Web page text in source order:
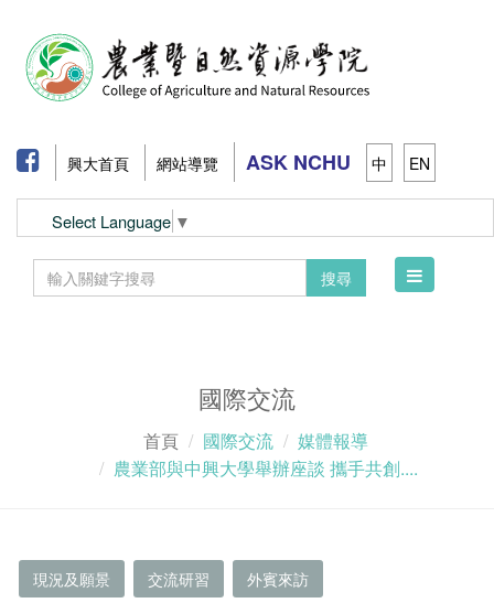
興大首頁 網站導覽 ASK NCHU 中 EN
Select Language ▼
搜尋
Toggle
國際交流
首頁 國際交流
媒體報導
農業部與中興大學舉辦座談 攜手共創....
現況及願景 交流研習 外賓來訪